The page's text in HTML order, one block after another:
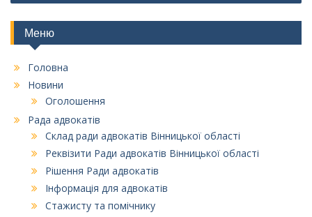
Меню
Головна
Новини
Оголошення
Рада адвокатів
Склад ради адвокатів Вінницької області
Реквізити Ради адвокатів Вінницької області
Рішення Ради адвокатів
Інформація для адвокатів
Стажисту та помічнику